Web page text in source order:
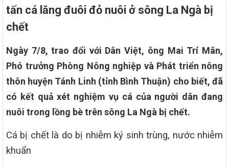
tấn cá lăng đuôi đỏ nuôi ở sông La Ngà bị
chết
Ngày 7/8, trao đổi với Dân Việt, ông Mai Trí Mân,
Phó trưởng Phòng Nông nghiệp và Phát triển nông
thôn huyện Tánh Linh (tỉnh Bình Thuận) cho biết, đã
có kết quả xét nghiệm vụ cá của người dân đang
nuôi trong lồng bè trên sông La Ngà bị chết.
Cá bị chết là do bị nhiễm ký sinh trùng, nước nhiễm
khuẩn